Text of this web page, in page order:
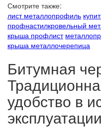
Смотрите также:
лист металлопрофиль
профнастилкровельный
крыша профлист
крыша металлочерепица
Битумная
удобство в